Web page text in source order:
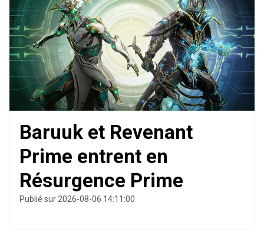
Baruuk et Revenant
Prime entrent en
Résurgence Prime
Publié sur 2026-08-06 14:11:00